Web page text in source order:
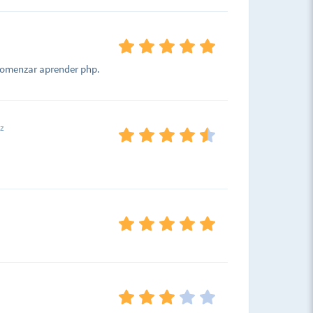
aprender php.